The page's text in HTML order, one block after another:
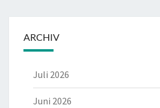
ARCHIV
Juli 2026
Juni 2026